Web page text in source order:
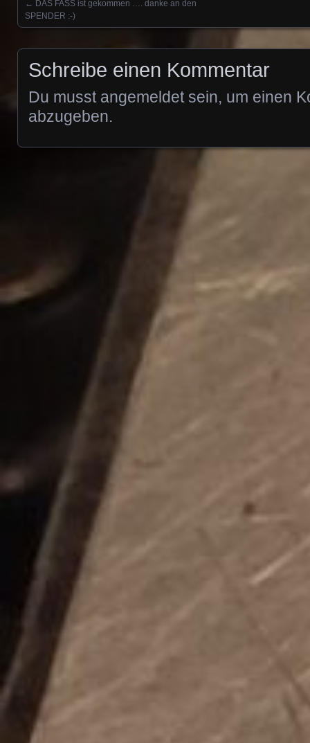
Posts navigation
← DAS FASS ist gekommen …. danke an den
SPENDER :-)
Schreibe einen Kommentar
Du musst angemeldetsein, um einen
abzugeben.